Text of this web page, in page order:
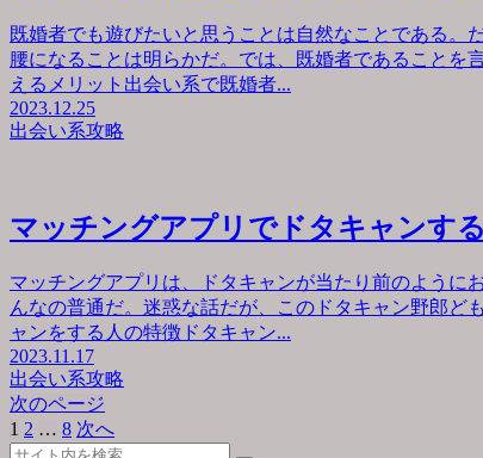
既婚者でも遊びたいと思うことは自然なことである
腰になることは明らかだ。では、既婚者であることを
えるメリット出会い系で既婚者...
2023.12.25
出会い系攻略
マッチングアプリでドタキャンす
マッチングアプリは、ドタキャンが当たり前のように
んなの普通だ。迷惑な話だが、このドタキャン野郎ど
ャンをする人の特徴ドタキャン...
2023.11.17
出会い系攻略
次のページ
1 2 … 8 次へ